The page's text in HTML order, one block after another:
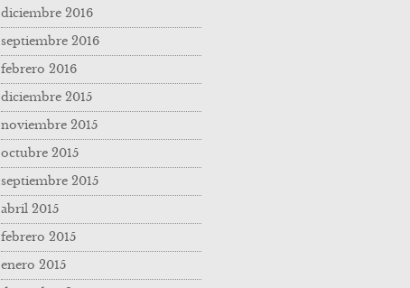
diciembre 2016
septiembre 2016
febrero 2016
diciembre 2015
noviembre 2015
octubre 2015
septiembre 2015
abril 2015
febrero 2015
enero 2015